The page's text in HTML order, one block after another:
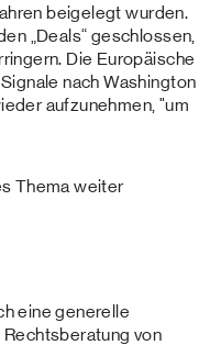
beigelegt wurden.
„Deals“ geschlossen,
Die Europäische
nach Washington
aufzunehmen, "um
Thema weiter
eine generelle
von